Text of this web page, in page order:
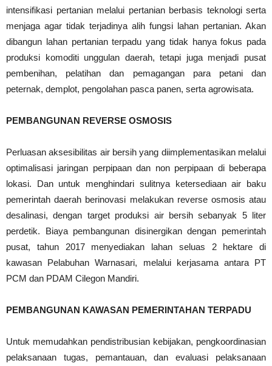
intensifikasi pertanian melalui pertanian berbasis teknologi serta
menjaga agar tidak terjadinya alih fungsi lahan pertanian. Akan
dibangun lahan pertanian terpadu yang tidak hanya fokus pada
produksi komoditi unggulan daerah, tetapi juga menjadi pusat
pembenihan, pelatihan dan pemagangan para petani dan
peternak, demplot, pengolahan pasca panen, serta agrowisata.
PEMBANGUNAN REVERSE OSMOSIS
Perluasan aksesibilitas air bersih yang diimplementasikan melalui
optimalisasi jaringan perpipaan dan non perpipaan di beberapa
lokasi. Dan untuk menghindari sulitnya ketersediaan air baku
pemerintah daerah berinovasi melakukan reverse osmosis atau
desalinasi, dengan target produksi air bersih sebanyak 5 liter
perdetik. Biaya pembangunan disinergikan dengan pemerintah
pusat, tahun 2017 menyediakan lahan seluas 2 hektare di
kawasan Pelabuhan Warnasari, melalui kerjasama antara PT
PCM dan PDAM Cilegon Mandiri.
PEMBANGUNAN KAWASAN PEMERINTAHAN TERPADU
Untuk memudahkan pendistribusian kebijakan, pengkoordinasian
pelaksanaan tugas, pemantauan, dan evaluasi pelaksanaan